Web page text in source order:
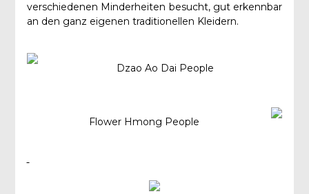
verschiedenen Minderheiten besucht, gut erkennbar
an den ganz eigenen traditionellen Kleidern.
Dzao Ao Dai People
Flower Hmong People